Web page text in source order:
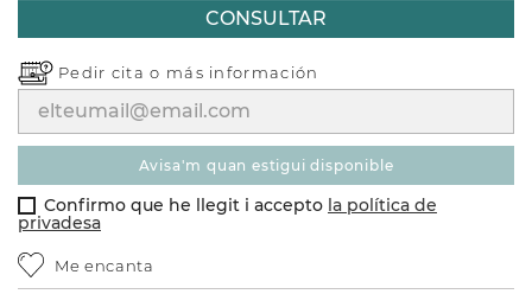
CONSULTAR
Pedir cita o más información
avisa'm quan estigui disponible
Confirmo que he llegit i accepto la política de
privadesa
Me encanta